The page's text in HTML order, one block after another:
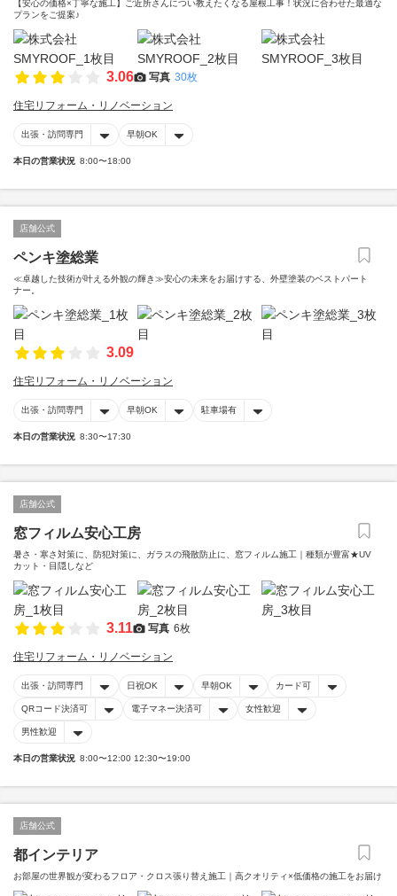
【安心の価格×丁寧な施工】ご近所さんについ教えたくなる屋根工事！状況に合わせた最適な
プランをご提案♪
3.06 写真 30枚
住宅リフォーム・リノベーション
出張・訪問専門 早朝OK
本日の営業状況 8:00〜18:00
店舗公式
ペンキ塗総業
≪卓越した技術が叶える外観の輝き≫安心の未来をお届けする、外壁塗装のベストパート
ナー。
3.09
住宅リフォーム・リノベーション
出張・訪問専門 早朝OK 駐車場有
本日の営業状況 8:30〜17:30
店舗公式
窓フィルム安心工房
暑さ・寒さ対策に、防犯対策に、ガラスの飛散防止に、窓フィルム施工｜種類が豊富★UV
カット・目隠しなど
3.11 写真 6枚
住宅リフォーム・リノベーション
出張・訪問専門 日祝OK 早朝OK カード可
QRコード決済可 電子マネー決済可 女性歓迎
男性歓迎
本日の営業状況 8:00〜12:00 12:30〜19:00
店舗公式
都インテリア
お部屋の世界観が変わるフロア・クロス張り替え施工｜高クオリティ×低価格の施工をお届け